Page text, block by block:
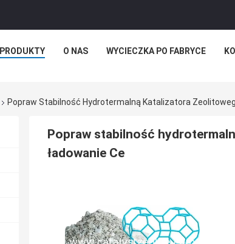
PRODUKTY O NAS WYCIECZKA PO FABRYCE
Popraw Stabilność Hydrotermalną Katalizatora
Popraw stabilność
ładowanie Ce